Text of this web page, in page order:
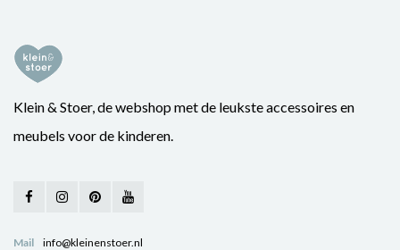
Klein & Stoer, de webshop met de leukste accessoires en
meubels voor de kinderen.
Mail info@kleinenstoer.nl